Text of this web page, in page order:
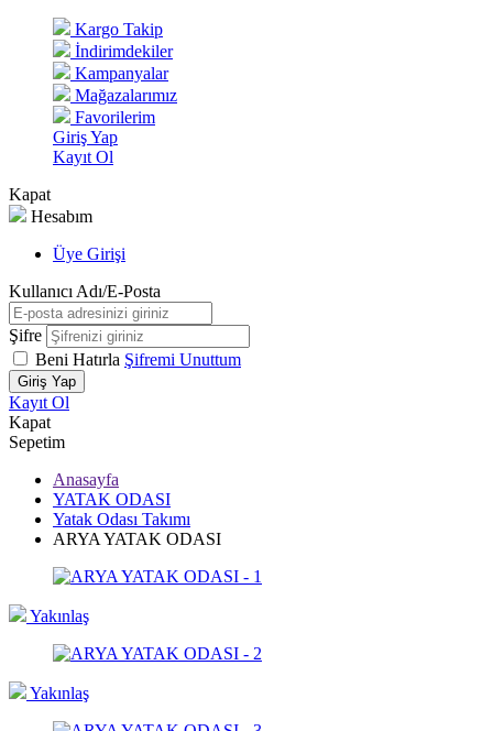
Kargo Takip
İndirimdekiler
Kampanyalar
Mağazalarımız
Favorilerim
Giriş Yap
Kayıt Ol
Kapat
Hesabım
Üye Girişi
Kullanıcı Adı/E-Posta
Şifre
Beni Hatırla Şifremi Unuttum
Giriş Yap
Kayıt Ol
Kapat
Sepetim
Anasayfa
YATAK ODASI
Yatak Odası Takımı
ARYA YATAK ODASI
Yakınlaş
Yakınlaş